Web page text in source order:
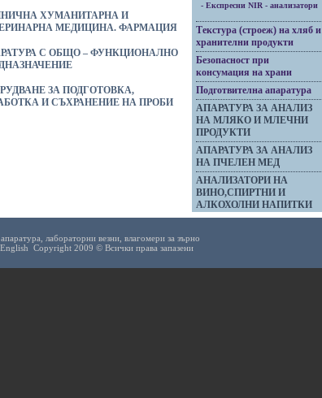
ХУМАНИТАРНА И
МЕДИЦИНА. ФАРМАЦИЯ
С ОБЩО – ФУНКЦИОНАЛНО
ЗА ПОДГОТОВКА,
И СЪХРАНЕНИЕ НА ПРОБИ
- Експресни NIR - анализатори
Текстура (строеж) на хляб и
хранителни продукти
Безопасност при
консумация на храни
Подготвителна апаратура
АПАРАТУРА ЗА АНАЛИЗ
НА МЛЯКО И МЛЕЧНИ
ПРОДУКТИ
АПАРАТУРА ЗА АНАЛИЗ
НА ПЧЕЛЕН МЕД
АНАЛИЗАТОРИ НА
ВИНО,СПИРТНИ И
АЛКОХОЛНИ НАПИТКИ
лабораторни везни, влагомери за зърно
English Copyright 2009 © Всички права запазени